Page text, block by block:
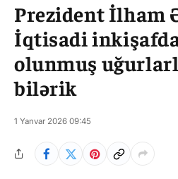
Prezident İlham
İqtisadi
olunmuş
bilərik
1 Yanvar 2026 09:45